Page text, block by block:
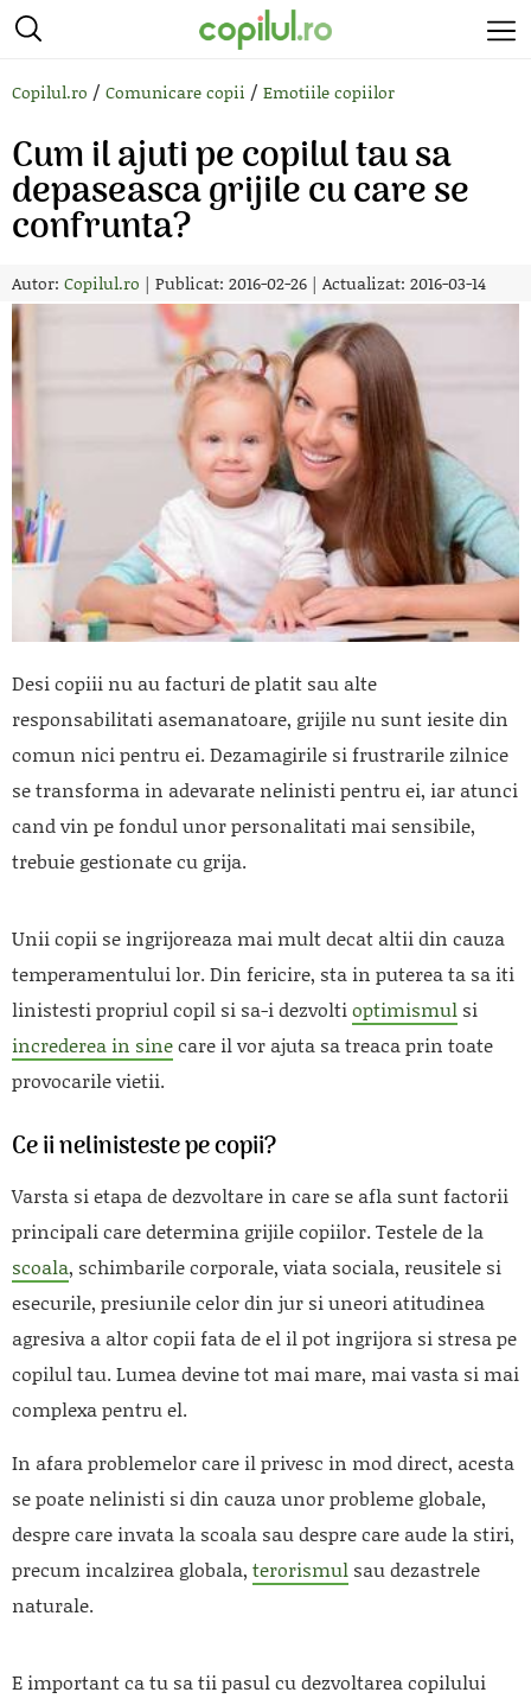
Copilul.ro / Comunicare copii / Emotiile copiilor
Cum il ajuti pe copilul tau sa
depaseasca grijile cu care se
confrunta?
Autor: Copilul.ro | Publicat: 2016-02-26 | Actualizat: 2016-03-14
Desi copiii nu au facturi de platit sau alte
responsabilitati asemanatoare, grijile nu sunt iesite din
comun nici pentru ei. Dezamagirile si frustrarile zilnice
se transforma in adevarate nelinisti pentru ei, iar atunci
cand vin pe fondul unor personalitati mai sensibile,
trebuie gestionate cu grija.
Unii copii se ingrijoreaza mai mult decat altii din cauza
temperamentului lor. Din fericire, sta in puterea ta sa iti
linistesti propriul copil si sa-i dezvoltioptimismul si
increderea in sinecare il vor ajuta sa treaca prin toate
provocarile vietii.
Ce ii nelinisteste pe copii?
Varsta si etapa de dezvoltare in care se afla sunt factorii
principali care determina grijile copiilor. Testele de la
scoala, schimbarile corporale, viata sociala, reusitele si
esecurile, presiunile celor din jur si uneori atitudinea
agresiva a altor copii fata de el il pot ingrijora si stresa pe
copilul tau. Lumea devine tot mai mare, mai vasta si mai
complexa pentru el.
In afara problemelor care il privesc in mod direct, acesta
se poate nelinisti si din cauza unor probleme globale,
despre care invata la scoala sau despre care aude la stiri,
precum incalzirea globala, terorismul sau dezastrele
naturale.
E important ca tu sa tii pasul cu dezvoltarea copilului